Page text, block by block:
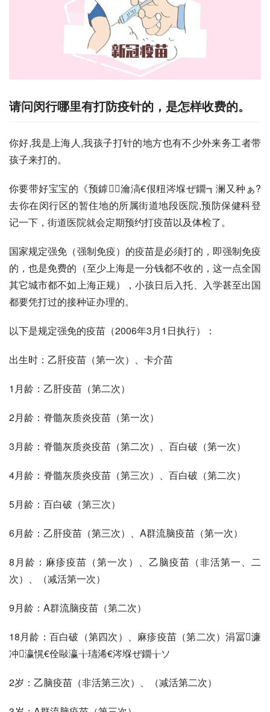
请问闵行哪里有打防疫针的，是怎样收费的。
你好,我是上海人,我孩子打针的地方也有不少外来务工者带
孩子来打的。
你要带好宝宝的《预鎼瀹滈€佷粈涔堢ぜ鐗┓澜又种ぁ?
去你在闵行区的暂住地的所属街道地段医院,预防保健科登
记一下，街道医院就会定期预约打疫苗以及体检了。
国家规定强免（强制免疫）的疫苗是必须打的，即强制免疫
的，也是免费的（至少上海是一分钱都不收的，这一点全国
其它城市都不如上海正规），小孩日后入托、入学甚至出国
都要凭打过的接种证办理的。
以下是规定强免的疫苗（2006年3月1日执行）：
出生时：乙肝疫苗（第一次）、卡介苗
1月龄：乙肝疫苗（第二次）
2月龄：脊髓灰质炎疫苗（第一次）
3月龄：脊髓灰质炎疫苗（第二次）、百白破（第一次）
4月龄：脊髓灰质炎疫苗（第三次）、百白破（第二次）
5月龄：百白破（第三次）
6月龄：乙肝疫苗（第三次）、A群流脑疫苗（第一次）
8月龄：麻疹疫苗（第一次）、乙脑疫苗（非活第一、二
次）、（减活第一次）
9月龄：A群流脑疫苗（第二次）
18月龄：百白破（第四次）、麻疹疫苗（第二次）涓冨濂
冲瀛愰€佺敺瀛╁瓙浠€涔堢ぜ鐗╁ソ
2岁：乙脑疫苗（非活第三次）、（减活第二次）